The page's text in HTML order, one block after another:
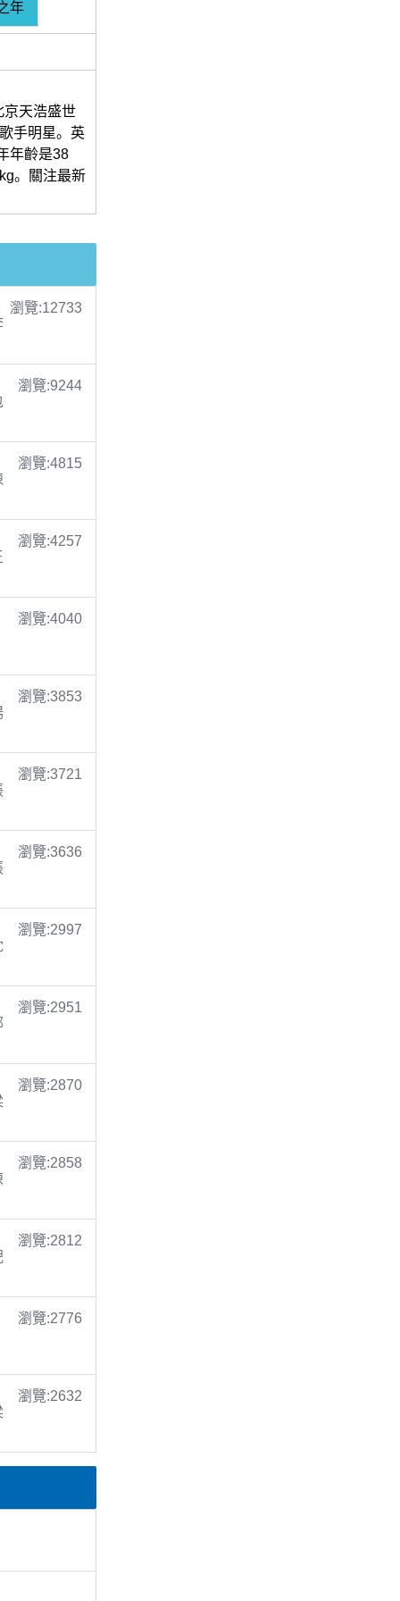
年
京天浩盛世
手明星。英
年齡是38
。關注最新
瀏覽:12733
瀏覽:9244
瀏覽:4815
瀏覽:4257
瀏覽:4040
瀏覽:3853
瀏覽:3721
瀏覽:3636
瀏覽:2997
瀏覽:2951
瀏覽:2870
瀏覽:2858
瀏覽:2812
瀏覽:2776
瀏覽:2632